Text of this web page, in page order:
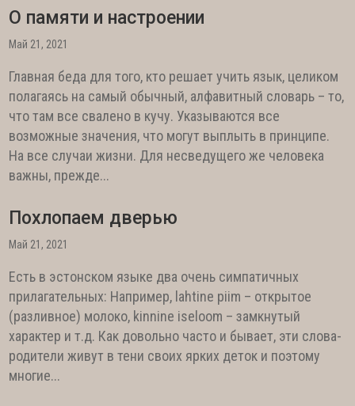
О памяти и настроении
Май 21, 2021
Главная беда для того, кто решает учить язык, целиком
полагаясь на самый обычный, алфавитный словарь – то,
что там все свалено в кучу. Указываются все
возможные значения, что могут выплыть в принципе.
На все случаи жизни. Для несведущего же человека
важны, прежде...
Похлопаем дверью
Май 21, 2021
Есть в эстонском языке два очень симпатичных
прилагательных: Например, lahtine piim – открытое
(разливное) молоко, kinnine iseloom – замкнутый
характер и т.д. Как довольно часто и бывает, эти слова-
родители живут в тени своих ярких деток и поэтому
многие...